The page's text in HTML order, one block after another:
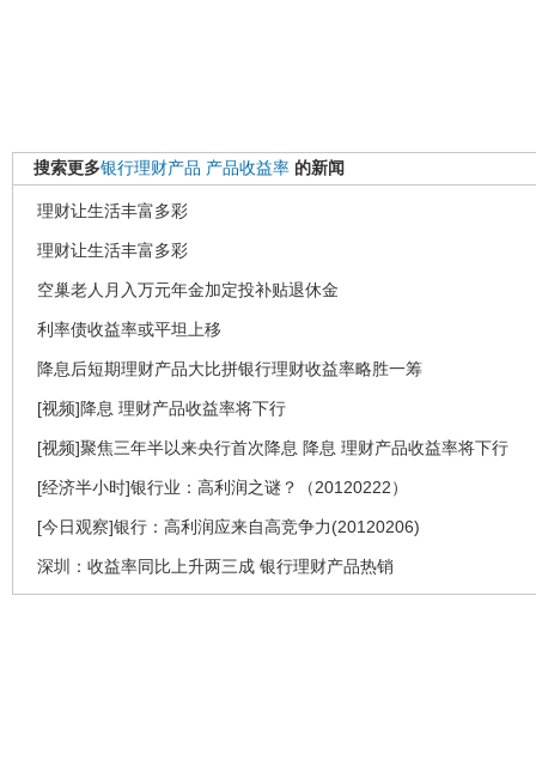
搜索更多银行理财产品 产品收益率 的新闻
理财让生活丰富多彩
理财让生活丰富多彩
空巢老人月入万元年金加定投补贴退休金
利率债收益率或平坦上移
降息后短期理财产品大比拼银行理财收益率略胜一筹
[视频]降息 理财产品收益率将下行
[视频]聚焦三年半以来央行首次降息 降息 理财产品收益率将下行
[经济半小时]银行业：高利润之谜？（20120222）
[今日观察]银行：高利润应来自高竞争力(20120206)
深圳：收益率同比上升两三成 银行理财产品热销